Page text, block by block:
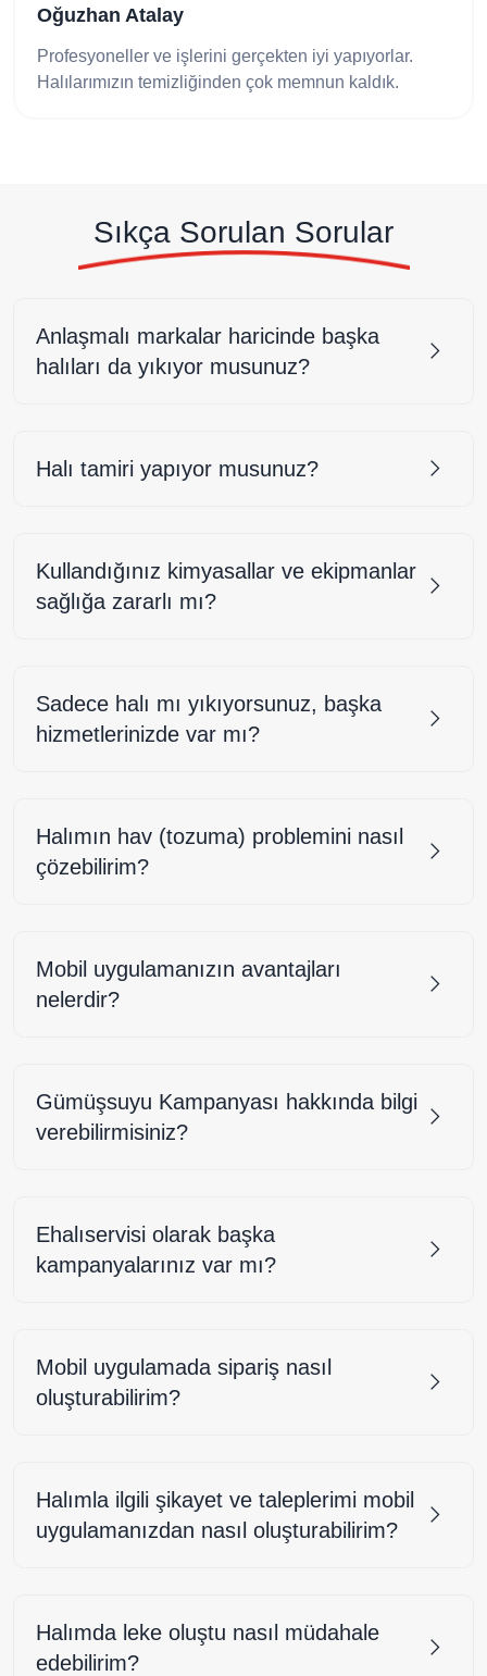
Oğuzhan Atalay
Profesyoneller ve işlerini gerçekten iyi yapıyorlar.
Halılarımızın temizliğinden çok memnun kaldık.
Sıkça Sorulan Sorular
Anlaşmalı markalar haricinde başka
halıları da yıkıyor musunuz?
Halı tamiri yapıyor musunuz?
Kullandığınız kimyasallar ve ekipmanlar
sağlığa zararlı mı?
Sadece halı mı yıkıyorsunuz, başka
hizmetlerinizde var mı?
Halımın hav (tozuma) problemini nasıl
çözebilirim?
Mobil uygulamanızın avantajları
nelerdir?
Gümüşsuyu Kampanyası hakkında bilgi
verebilirmisiniz?
Ehalıservisi olarak başka
kampanyalarınız var mı?
Mobil uygulamada sipariş nasıl
oluşturabilirim?
Halımla ilgili şikayet ve taleplerimi mobil
uygulamanızdan nasıl oluşturabilirim?
Halımda leke oluştu nasıl müdahale
edebilirim?